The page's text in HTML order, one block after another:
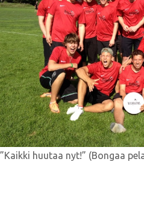
”Kaikki huutaa nyt!” (Bongaa